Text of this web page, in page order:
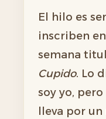
El hilo es
inscriben
semana
Cupido. Lo
soy yo,
lleva por